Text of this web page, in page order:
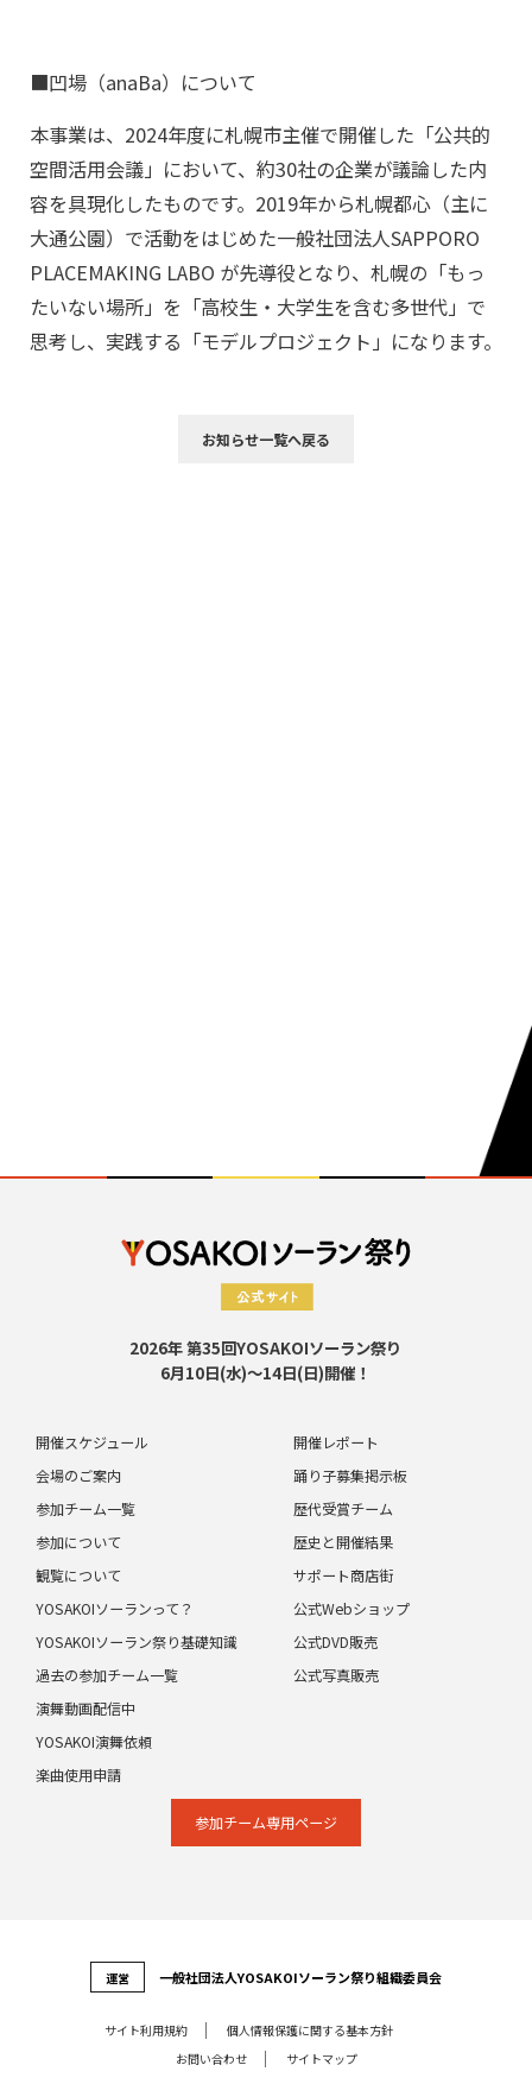
■凹場（anaBa）について
本事業は、2024年度に札幌市主催で開催した「公共的
空間活用会議」において、約30社の企業が議論した内
容を具現化したものです。2019年から札幌都心（主に
大通公園）で活動をはじめた一般社団法人SAPPORO
PLACEMAKING LABO が先導役となり、札幌の「もっ
たいない場所」を「高校生・大学生を含む多世代」で
思考し、実践する「モデルプロジェクト」になります。
お知らせ一覧へ戻る
2026年 第35回YOSAKOIソーラン祭り
6月10日(水)～14日(日)開催！
開催スケジュール
会場のご案内
参加チーム一覧
参加について
観覧について
開催レポート
踊り子募集掲示板
歴代受賞チーム
歴史と開催結果
サポート商店街
YOSAKOIソーランって？
YOSAKOIソーラン祭り基礎知識
過去の参加チーム一覧
演舞動画配信中
公式Webショップ
公式DVD販売
公式写真販売
YOSAKOI演舞依頼
楽曲使用申請
参加チーム専⽤ページ
運営 ⼀般社団法⼈YOSAKOIソーラン祭り組織委員会
サイト利⽤規約
個⼈情報保護に関する基本⽅針
お問い合わせ
サイトマップ